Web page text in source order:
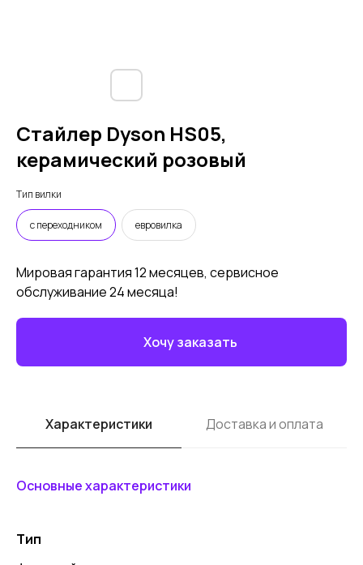
Стайлер Dyson HS05,
керамический розовый
Тип вилки
с переходником евровилка
Мировая гарантия 12 месяцев, сервисное
обслуживание 24 месяца!
Хочу заказать
Характеристики Доставка и оплата
Основные характеристики
Тип